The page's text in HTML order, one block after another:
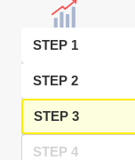
STEP 1
STEP 2
STEP 3
STEP 4